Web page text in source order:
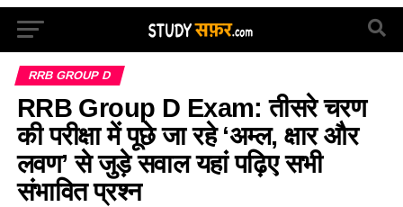
RRB GROUP D
RRB Group D Exam: तीसरे चरण
की परीक्षा में पूछे जा रहे ‘अम्ल, क्षार और
लवण’ से जुड़े सवाल यहां पढ़िए सभी
संभावित प्रश्न